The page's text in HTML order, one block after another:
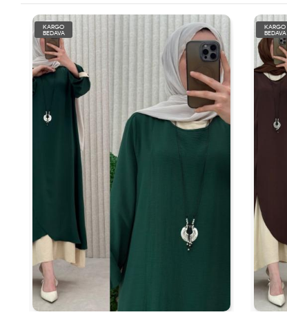
KARGO
BEDAVA
KARGO
BEDAVA